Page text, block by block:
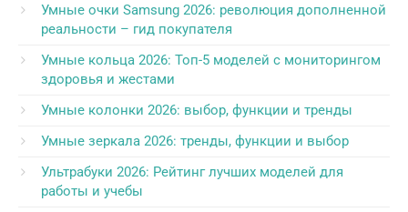
Умные очки Samsung 2026: революция дополненной
реальности – гид покупателя
Умные кольца 2026: Топ-5 моделей с мониторингом
здоровья и жестами
Умные колонки 2026: выбор, функции и тренды
Умные зеркала 2026: тренды, функции и выбор
Ультрабуки 2026: Рейтинг лучших моделей для
работы и учебы